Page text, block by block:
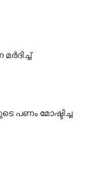
പണം മോഷ്ടിച്ച